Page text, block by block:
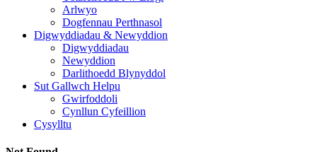
Arlwyo
Dogfennau Perthnasol
Digwyddiadau & Newyddion
Digwyddiadau
Newyddion
Darlithoedd Blynyddol
Sut Gallwch Helpu
Gwirfoddoli
Cynllun Cyfeillion
Cysylltu